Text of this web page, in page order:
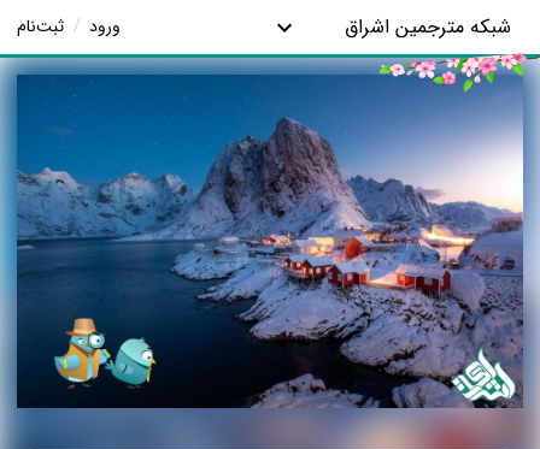
شبکه مترجمین اشراق ورود / ثبت‌نام